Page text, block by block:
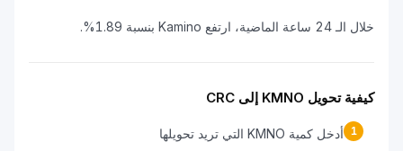
خلال الـ 24 ساعة الماضية، ارتفع Kamino بنسبة 1.89%.
كيفية تحويل KMNO إلى CRC
1 أدخل كمية KMNO التي تريد تحويلها